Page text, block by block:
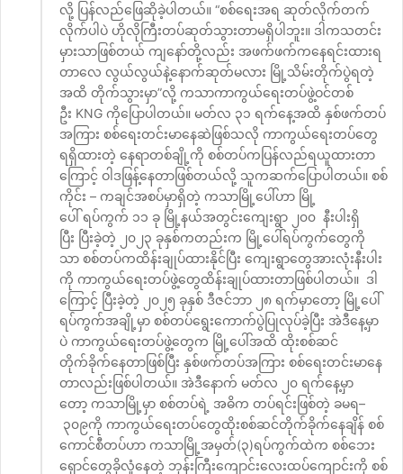
လို့ ပြန်လည်ဖြေဆိုခဲ့ပါတယ်။ “စစ်ရေးအရ ဆုတ်လိုက်တက်
လိုက်ပါပဲ ဟိုလိုကြီးတပ်ဆုတ်သွားတာမရှိပါဘူး။ ဒါကသတင်း
မှားသာဖြစ်တယ် ကျနော်တို့လည်း အဖက်ဖက်ကနေရင်းထားရ
တာလေ လွယ်လွယ်နဲ့နောက်ဆုတ်မလား မြို့သိမ်းတိုက်ပွဲရတဲ့
အထိ တိုက်သွားမှာ”လို့ ကသာကာကွယ်ရေးတပ်ဖွဲ့ဝင်တစ်
ဦး KNG ကိုပြောပါတယ်။ မတ်လ ၃၁ ရက်နေ့အထိ နှစ်ဖက်တပ်
အကြား စစ်ရေးတင်းမာနေဆဲဖြစ်သလို ကာကွယ်ရေးတပ်တွေ
ရရှိထားတဲ့ နေရာတစ်ချို့ကို စစ်တပ်ကပြန်လည်ရယူထားတာ
ကြောင့် ဝါဒဖြန့်နေတာဖြစ်တယ်လို့ သူကဆက်ပြောပါတယ်။ စစ်
ကိုင်း – ကချင်အစပ်မှာရှိတဲ့ ကသာမြို့ပေါ်ဟာ မြို့
ပေါ် ရပ်ကွက် ၁၁ ခု မြို့နယ်အတွင်းကျေးရွာ ၂၀၀ နီးပါးရှိ
ပြီး ပြီးခဲ့တဲ့ ၂၀၂၃ ခုနှစ်ကတည်းက မြို့ပေါ်ရပ်ကွက်တွေကို
သာ စစ်တပ်ကထိန်းချုပ်ထားနိုင်ပြီး ကျေးရွာတွေအားလုံးနီးပါး
ကို ကာကွယ်ရေးတပ်ဖွဲ့တွေထိန်းချုပ်ထားတာဖြစ်ပါတယ်။ ဒါ
ကြောင့် ပြီးခဲ့တဲ့ ၂၀၂၅ ခုနှစ် ဒီဇင်ဘာ ၂၈ ရက်မှာတော့ မြို့ပေါ်
ရပ်ကွက်အချို့မှာ စစ်တပ်ရွေးကောက်ပွဲပြုလုပ်ခဲ့ပြီး အဲဒီနေ့မှာ
ပဲ ကာကွယ်ရေးတပ်ဖွဲ့တွေက မြို့ပေါ်အထိ ထိုးစစ်ဆင်
တိုက်ခိုက်နေတာဖြစ်ပြီး နှစ်ဖက်တပ်အကြား စစ်ရေးတင်းမာနေ
တာလည်းဖြစ်ပါတယ်။ အဲဒီနောက် မတ်လ ၂၀ ရက်နေ့မှာ
တော့ ကသာမြို့မှာ စစ်တပ်ရဲ့ အဓိက တပ်ရင်းဖြစ်တဲ့ ခမရ–
၃၀၉ကို ကာကွယ်ရေးတပ်တွေထိုးစစ်ဆင်တိုက်ခိုက်နေချိန် စစ်
ကောင်စီတပ်ဟာ ကသာမြို့အမှတ်(၃)ရပ်ကွက်ထဲက စစ်ဘေး
ရှောင်တွေခိုလှုံနေတဲ့ ဘုန်းကြီးကျောင်းလေးထပ်ကျောင်းကို စစ်